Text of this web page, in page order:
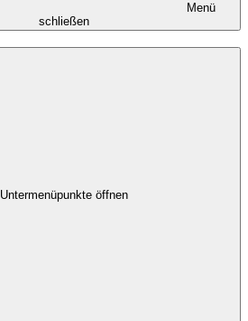
Menü
schließen
Untermenüpunkte öffnen